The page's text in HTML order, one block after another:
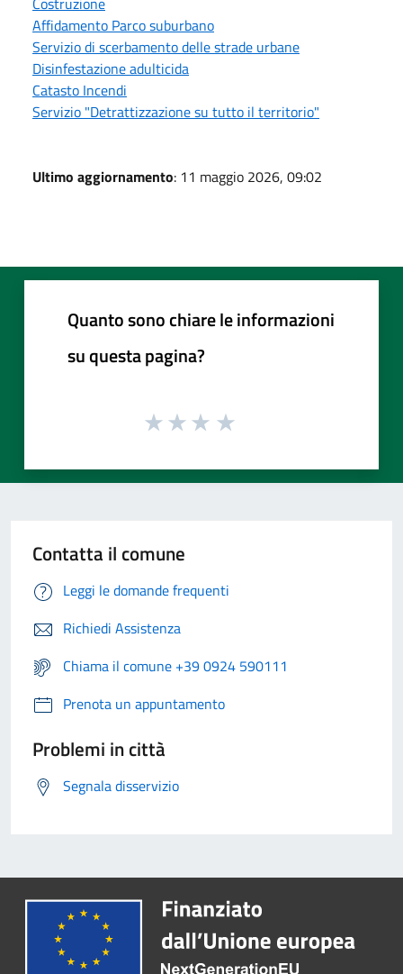
Affidamento Parco suburbano
Servizio di scerbamento delle strade urbane
Disinfestazione adulticida
Catasto Incendi
Servizio "Detrattizzazione su tutto il territorio"
Ultimo aggiornamento: 11 maggio 2026, 09:02
Quanto sono chiare le informazioni
su questa pagina?
Contatta il comune
Leggi le domande frequenti
Richiedi Assistenza
Chiama il comune +39 0924 590111
Prenota un appuntamento
Problemi in città
Segnala disservizio